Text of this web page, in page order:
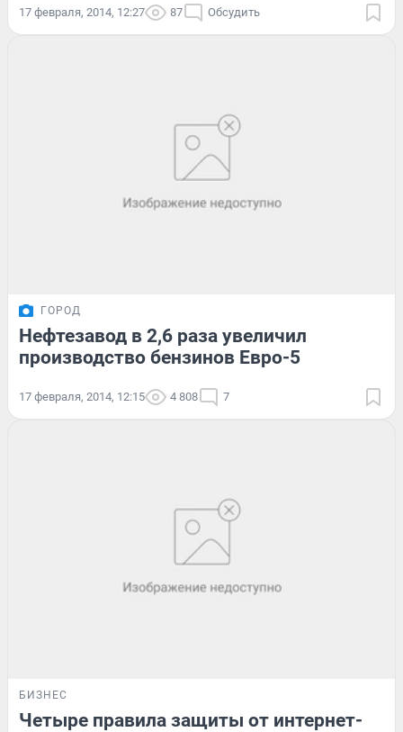
17 февраля, 2014, 12:27 87 Обсудить
ГОРОД
Нефтезавод в 2,6 раза увеличил
производство бензинов Евро-5
17 февраля, 2014, 12:15 4 808 7
БИЗНЕС
Четыре правила защиты от интернет-